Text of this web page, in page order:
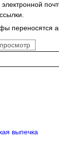
переносятся
выпечка